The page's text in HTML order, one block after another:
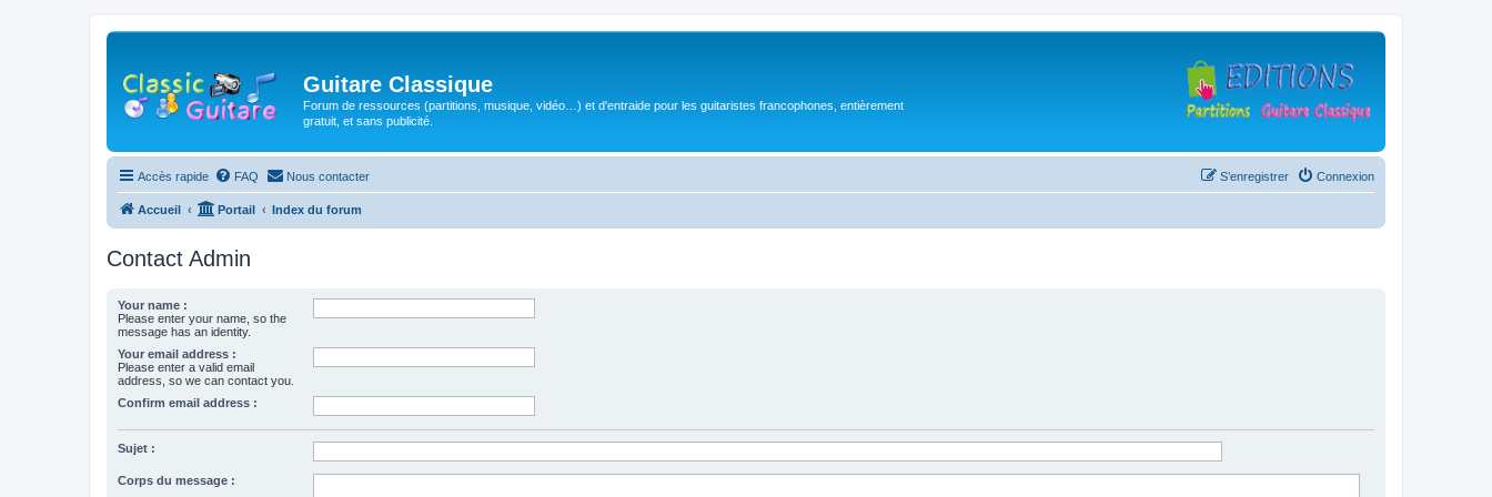
Guitare Classique
Forum de ressources (partitions, musique, vidéo…) et d'entraide pour les guitaristes francophones, entièrement
gratuit, et sans publicité.
Accès rapide FAQ Nous contacter Connexion
S’enregistrer
Accueil Portail Index du forum
Contact Admin
Your name :
Please enter your name, so the
message has an identity.
Your email address :
Please enter a valid email
address, so we can contact you.
Confirm email address :
Sujet :
Corps du message :